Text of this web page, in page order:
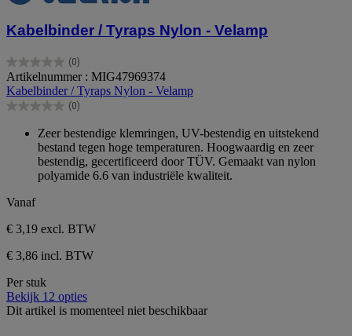
Kabelbinder / Tyraps Nylon - Velamp
(0)
0.0
van
de
5
Artikelnummer : MIG47969374
Kabelbinder / Tyraps Nylon - Velamp
(0)
0.0
sterren.
Zeer bestendige klemringen, UV-bestendig en uitstekend
bestand tegen hoge temperaturen. Hoogwaardig en zeer
bestendig, gecertificeerd door TÜV. Gemaakt van nylon
polyamide 6.6 van industriële kwaliteit.
Vanaf
€ 3,19 excl. BTW
€ 3,86 incl. BTW
Per stuk
Bekijk 12 opties
Dit artikel is momenteel niet beschikbaar